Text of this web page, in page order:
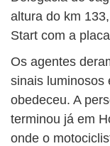
altura do km
Start com a
Os agentes
sinais luminosos
obedeceu. A
terminou já em
onde o